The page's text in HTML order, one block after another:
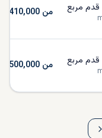
قدم مربع من AED 3,410,000
قدم مربع من AED 2,500,000